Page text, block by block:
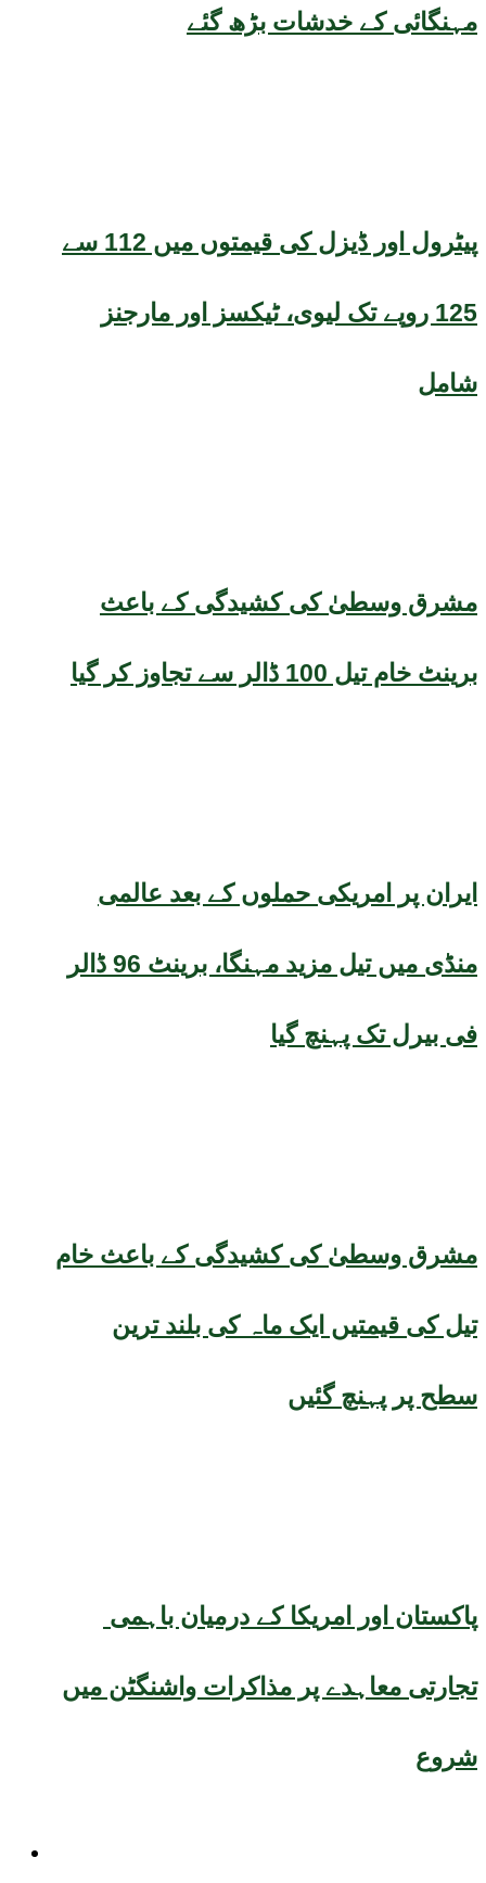
مہنگائی کے خدشات بڑھ گئے
پیٹرول اور ڈیزل کی قیمتوں میں 112 سے
125 روپے تک لیوی، ٹیکسز اور مارجنز
شامل
مشرق وسطیٰ کی کشیدگی کے باعث
برینٹ خام تیل 100 ڈالر سے تجاوز کر گیا
ایران پر امریکی حملوں کے بعد عالمی
منڈی میں تیل مزید مہنگا، برینٹ 96 ڈالر
فی بیرل تک پہنچ گیا
مشرق وسطیٰ کی کشیدگی کے باعث خام
تیل کی قیمتیں ایک ماہ کی بلند ترین
سطح پر پہنچ گئیں
تجارتی معاہدے پر مذاکرات واشنگٹن میں
شروع